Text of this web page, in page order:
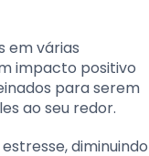
em várias
impacto positivo
para serem
ao seu redor.
diminuindo